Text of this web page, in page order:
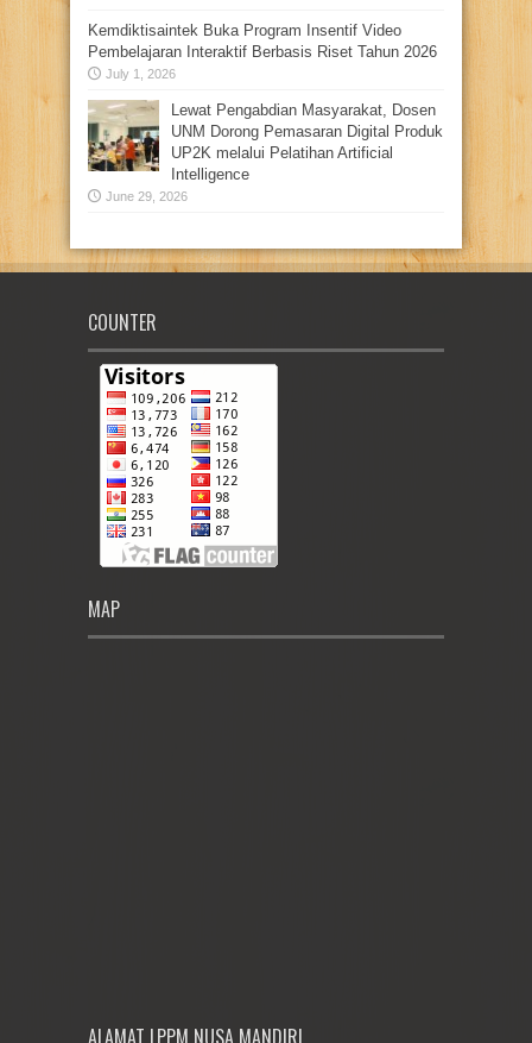
Kemdiktisaintek Buka Program Insentif Video
Pembelajaran Interaktif Berbasis Riset Tahun 2026
July 1, 2026
Lewat Pengabdian Masyarakat, Dosen
UNM Dorong Pemasaran Digital Produk
UP2K melalui Pelatihan Artificial
Intelligence
June 29, 2026
COUNTER
MAP
ALAMAT LPPM NUSA MANDIRI